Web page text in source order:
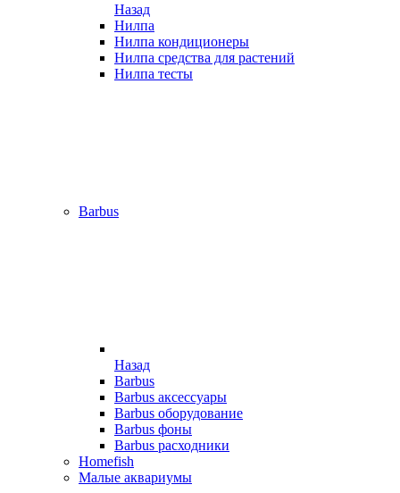
Назад
Нилпа
Нилпа кондиционеры
Нилпа средства для растений
Нилпа тесты
Barbus
Назад
Barbus
Barbus аксессуары
Barbus оборудование
Barbus фоны
Barbus расходники
Homefish
Малые аквариумы